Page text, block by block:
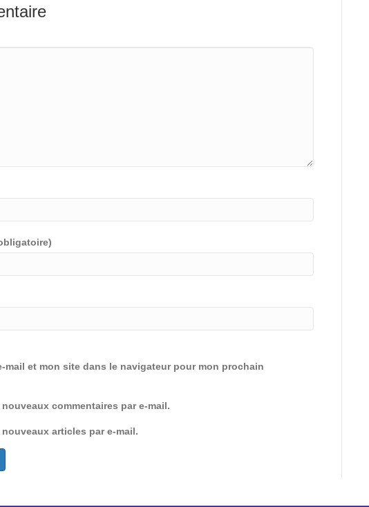
mail et mon site dans le navigateur pour mon prochain
commentaires par e-mail.
articles par e-mail.